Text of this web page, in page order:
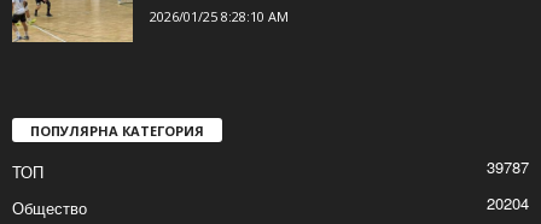
2026/01/25 8:28:10 AM
ПОПУЛЯРНА КАТЕГОРИЯ
ТОП
39787
Общество
20204